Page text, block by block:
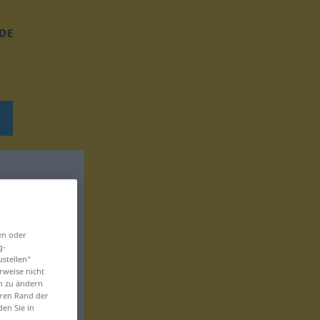
DE
oder
nicht
zu ändern
Rand der
Sie in